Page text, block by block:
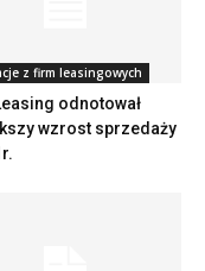
z firm leasingowych
odnotował
wzrost sprzedaży